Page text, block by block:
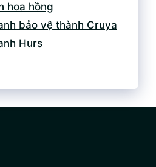
hoa hồng
bảo vệ thành Cruya
Hurs